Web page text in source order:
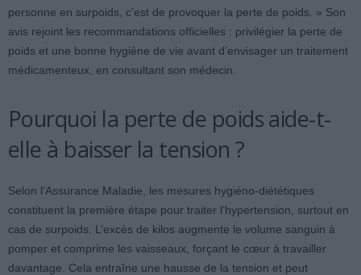
personne en surpoids, c’est de provoquer la perte de poids. » Son
avis rejoint les recommandations officielles : privilégier la perte de
poids et une bonne hygiène de vie avant d’envisager un traitement
médicamenteux, en consultant son médecin.
Pourquoi la perte de poids aide-t-
elle à baisser la tension ?
Selon l’Assurance Maladie, les mesures hygiéno-diététiques
constituent la première étape pour traiter l’hypertension, surtout en
cas de surpoids. L’excès de kilos augmente le volume sanguin à
pomper et comprime les vaisseaux, forçant le cœur à travailler
davantage. Cela entraîne une hausse de la tension et peut